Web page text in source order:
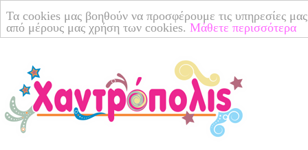
Τα cookies μας βοηθούν να προσφέρουμε τις υπηρεσίες
από μέρους μας χρήση των cookies. Μάθετε περισσότερα